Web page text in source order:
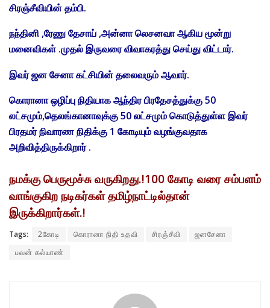
சிரஞ்சீவியின் தம்பி.
நந்தினி ,ரேணு தேசாய் ,அன்னா லெசனவா ஆகிய மூன்று
மனைவிகள் .முதல் இருவரை விவாகரத்து செய்து விட்டார்.
இவர் ஜன சேனா கட்சியின் தலைவரும் ஆவார்.
கொரானா ஒழிப்பு நிதியாக ஆந்திர பிரதேசத்துக்கு 50
லட்சமும்,தெலங்கானாவுக்கு 50 லட்சமும் கொடுத்துள்ள இவர்
பிரதமர் நிவாரண நிதிக்கு 1 கோடியும் வழங்குவதாக
அறிவித்திருக்கிறார் .
நமக்கு பெருமூச்சு வருகிறது.!100 கோடி வரை சம்பளம்
வாங்குகிற நடிகர்கள் தமிழ்நாட்டில்தான்
இருக்கிறார்கள்.!
Tags: 2கோடி கொரானா நிதி உதவி சிரஞ்சீவி
ஜனசேனா
பவன் கல்யாண்